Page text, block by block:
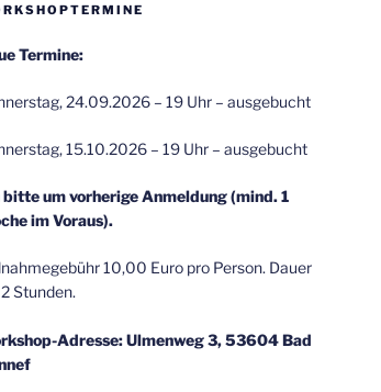
Termine:
24.09.2026 – 19 Uhr – ausgebucht
15.10.2026 – 19 Uhr – ausgebucht
bitte um vorherige Anmeldung (mind. 1
im Voraus).
10,00 Euro pro Person. Dauer
Stunden.
Adresse: Ulmenweg 3, 53604 Bad